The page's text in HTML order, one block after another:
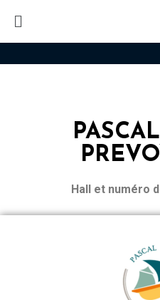
Hall et numéro